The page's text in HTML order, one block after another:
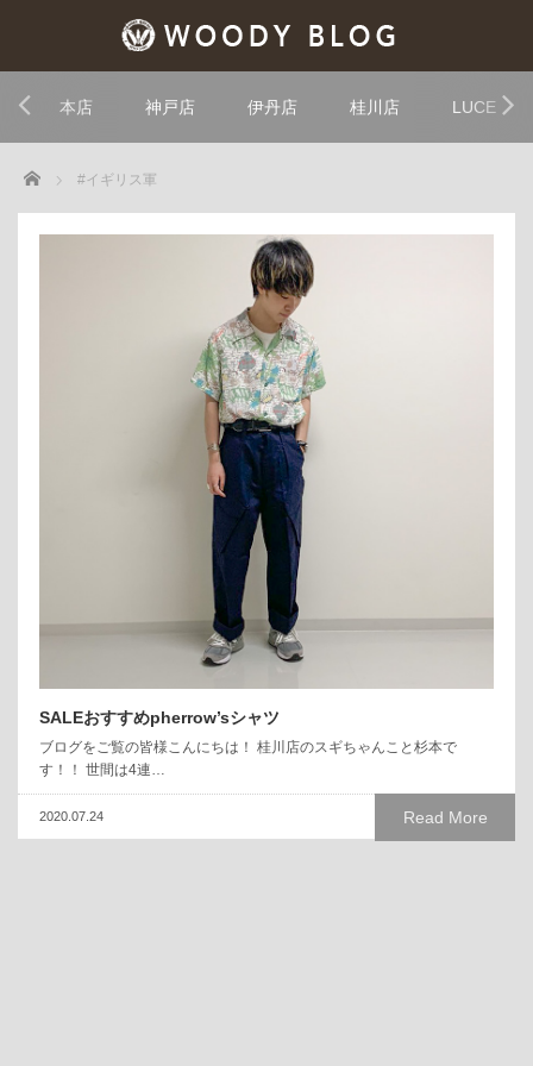
本店 神戸店 伊丹店 桂川店 LUCE
Home #イギリス軍
SALEおすすめpherrow’sシャツ
ブログをご覧の皆様こんにちは！ 桂川店のスギちゃんこと杉本で
す！！ 世間は4連…
Read More
2020.07.24